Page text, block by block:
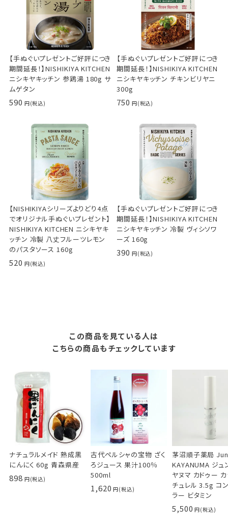
【手ぬぐいプレゼントご好評につき
期間延長！】NISHIKIYA KITCHEN
ニシキヤキッチン 参鶏湯 180g サ
ムゲタン
590
【手ぬぐいプレゼントご好評につき
期間延長！】NISHIKIYA KITCHEN
ニシキヤキッチン チキンビリヤニ
300g
750
【NISHIKIYAシリーズよりどり4点
でオリジナル手ぬぐいプレゼント】
NISHIKIYA KITCHEN ニシキヤキ
ッチン 冷製 八丈フルーツレモン
のパスタソース 160g
520
【手ぬぐいプレゼントご好評につき
期間延長！】NISHIKIYA KITCHEN
ニシキヤキッチン 冷製 ヴィシソワ
ーズ 160g
390
この商品を見ている人は
こちらの商品もチェックしています
ナチュラルメイド 熟成黒
にんにく 60g 青森県産
898
古代ペルシャの宝物 ざく
ろジュース 果汁100％
500ml
1,620
茅沼順子薬局
KAYANUMA ジュ
ヤヌマ カドゥー
チュレル 3.5g コ
ラー ビタミン
5,500